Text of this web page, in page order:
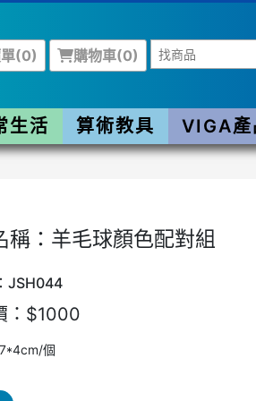
(0) 購物車(0)
生活 算術教具 VIGA產
稱：羊毛球顏色配對組
JSH044
$1000
個